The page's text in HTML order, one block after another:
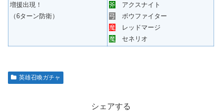
増援出現！
（6ターン防衛）
斧 アクスナイト
弓
ボウファイター
魔 レッドマージ
魔 セネリオ
英雄召喚ガチャ
シェアする